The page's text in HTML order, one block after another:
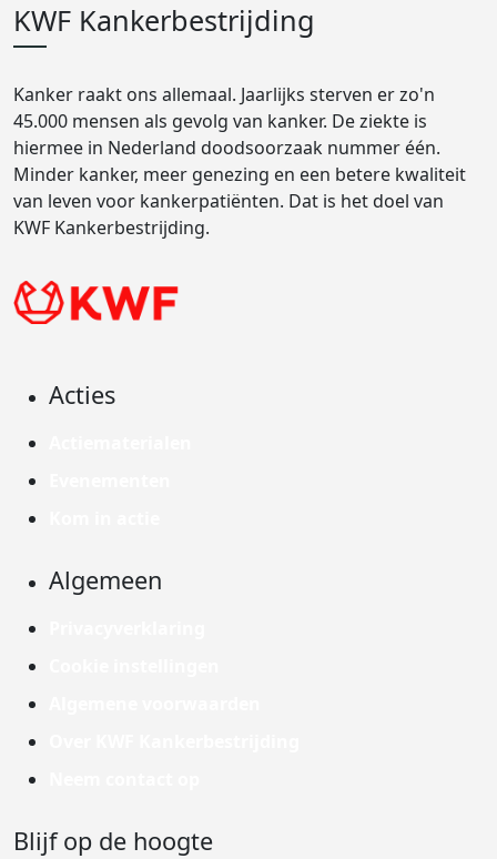
KWF Kankerbestrijding
Kanker raakt ons allemaal. Jaarlijks sterven er zo'n
45.000 mensen als gevolg van kanker. De ziekte is
hiermee in Nederland doodsoorzaak nummer één.
Minder kanker, meer genezing en een betere kwaliteit
van leven voor kankerpatiënten. Dat is het doel van
KWF Kankerbestrijding.
Acties
Algemeen
Blijf op de hoogte